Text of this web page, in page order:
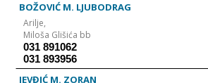
BOŽOVIĆ M. LJUBODRAG
Arilje,
Miloša Glišića bb
031 891062
031 893956
JEVĐIĆ M. ZORAN